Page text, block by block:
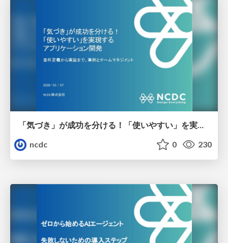
「気づき」が成功を分ける！「使いやすい」を実現するアプリケーション開発 要件定義から実装まで、事例とチームマネジメント
ncdc
0 230